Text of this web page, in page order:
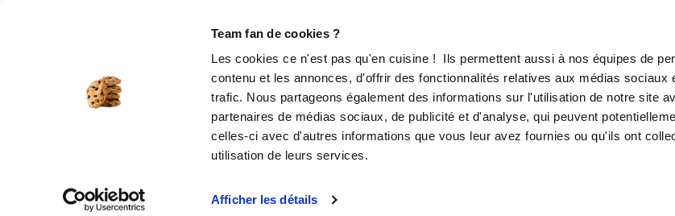
Team fan de cookies ?
Les cookies ce n'est pas qu'en cuisine ! Ils permettent aussi à nos équipes de
contenu et les annonces, d'offrir des fonctionnalités relatives aux médias sociaux
trafic. Nous partageons également des informations sur l'utilisation de notre site
partenaires de médias sociaux, de publicité et d'analyse, qui peuvent
celles-ci avec d'autres informations que vous leur avez fournies ou qu'ils ont
utilisation de leurs services.
Afficher les détails
Sorbet à la fraise